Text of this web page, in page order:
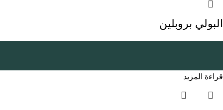
البولي بروبلين
قراءة المزيد